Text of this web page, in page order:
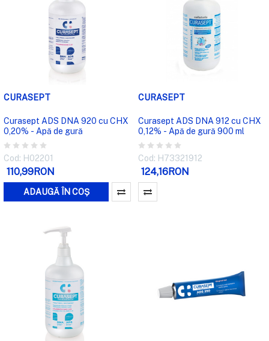
CURASEPT
Curasept ADS DNA 920 cu CHX
0,20% - Apă de gură
Cod: H02201
110,99RON
ADAUGĂ ÎN COȘ
CURASEPT
Curasept ADS DNA 912 cu CHX
0,12% - Apă de gură 900 ml
Cod: H73321912
124,16RON